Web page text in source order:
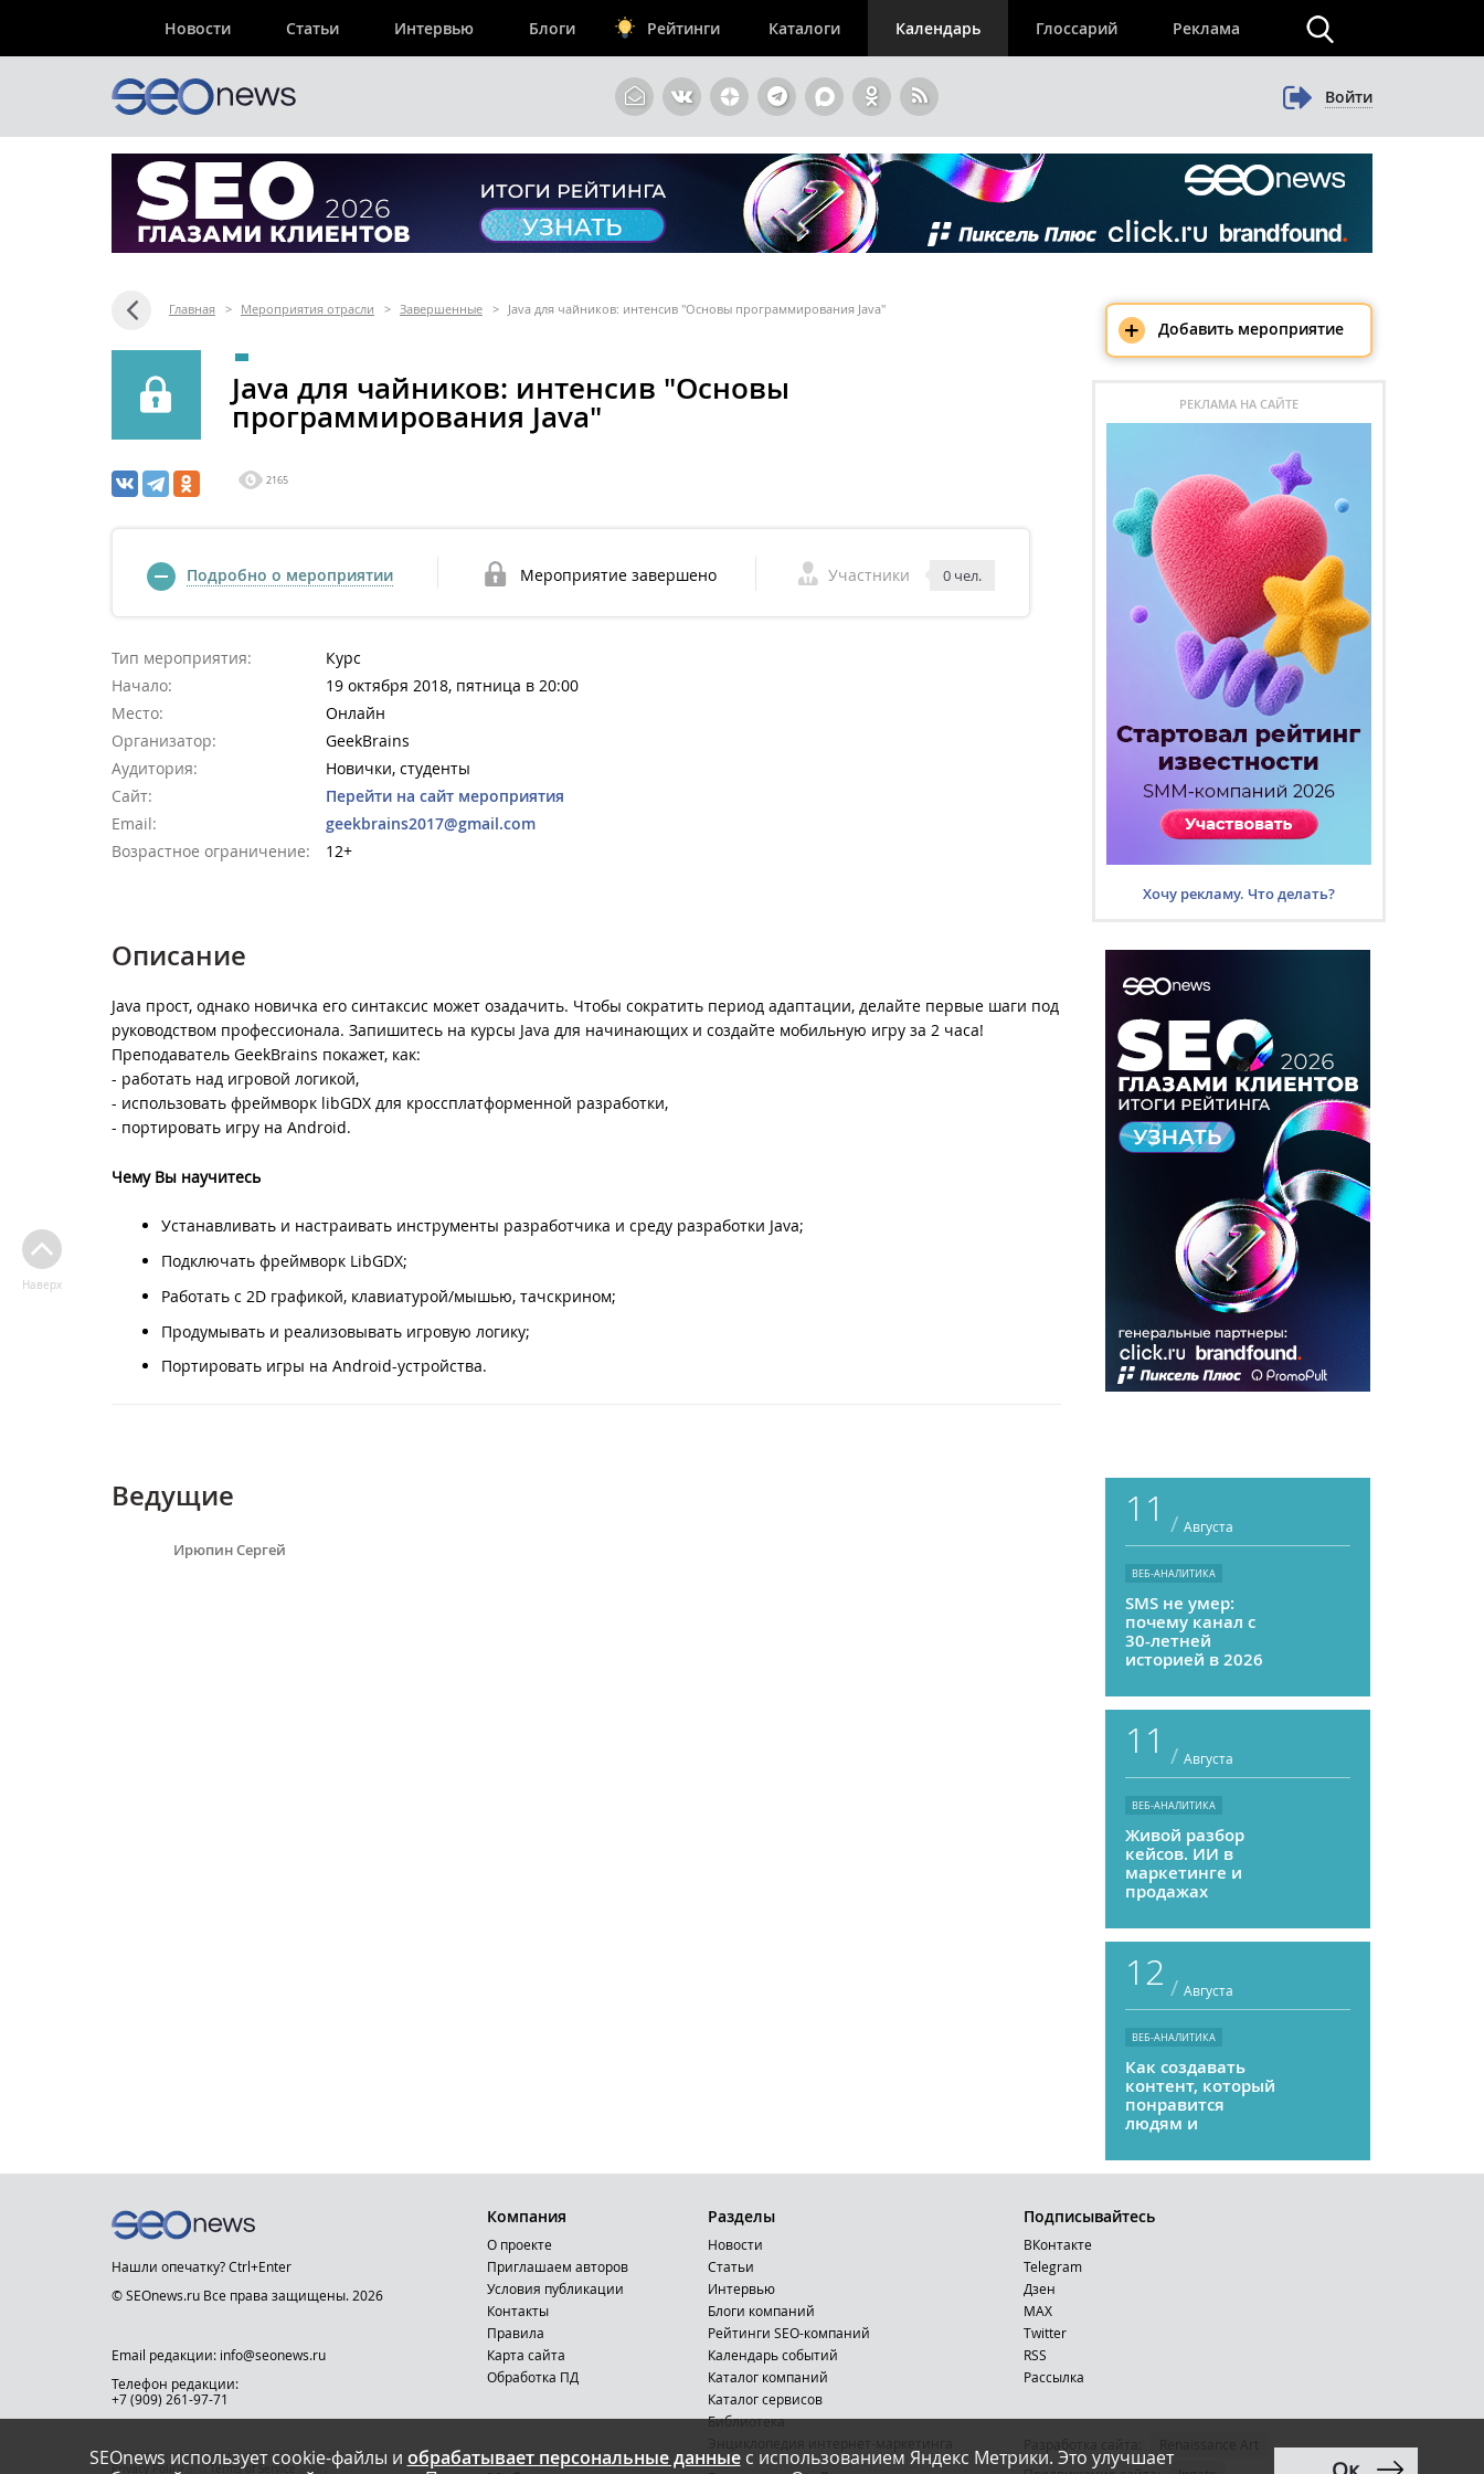
Новости Статьи Интервью Блоги Рейтинги Каталоги Календарь Глоссарий Реклама
Войти
Главная > Мероприятия отрасли > Завершенные > Java для чайников: интенсив "Основы программирования Java"
Java для чайников: интенсив "Основы
программирования Java"
2165
Подробно о мероприятии Мероприятие завершено Участники 0 чел.
Тип мероприятия:
Курс
Начало:
19 октября 2018, пятница в 20:00
Место:
Онлайн
Организатор:
GeekBrains
Аудитория:
Новички, студенты
Сайт:
Перейти на сайт мероприятия
Email:
geekbrains2017@gmail.com
Возрастное ограничение:
12+
Описание
Java прост, однако новичка его синтаксис может озадачить. Чтобы сократить период адаптации, делайте первые шаги под
руководством профессионала. Запишитесь на курсы Java для начинающих и создайте мобильную игру за 2 часа!
Преподаватель GeekBrains покажет, как:
- работать над игровой логикой,
- использовать фреймворк libGDX для кроссплатформенной разработки,
- портировать игру на Android.
Чему Вы научитесь
Устанавливать и настраивать инструменты разработчика и среду разработки Java;
Подключать фреймворк LibGDX;
Работать с 2D графикой, клавиатурой/мышью, тачскрином;
Продумывать и реализовывать игровую логику;
Портировать игры на Android-устройства.
Ведущие
Ирюпин Сергей
Наверх
+ Добавить мероприятие
РЕКЛАМА НА САЙТЕ
Хочу рекламу. Что делать?
11 / Августа
ВЕБ-АНАЛИТИКА
SMS не умер:
почему канал с
30-летней
историей в 2026
приносить ROMI
выше, чем
мессенджеры
11 / Августа
ВЕБ-АНАЛИТИКА
Живой разбор
кейсов. ИИ в
маркетинге и
продажах
12 / Августа
ВЕБ-АНАЛИТИКА
Как создавать
контент, который
понравится
людям и
SEOnews использует cookie-файлы и обрабатывает персональные данныес использованием Яндекс Метрики. Это улучшает
Нашли опечатку? Ctrl+Enter
© SEOnews.ru Все права защищены. 2026
Email редакции: info@seonews.ru
Телефон редакции:
+7 (909) 261-97-71
This site is protected by reCAPTCHA and the Google
Privacy Policyand Terms of Serviceapply.
Компания
О проекте
Приглашаем авторов
Условия публикации
Контакты
Правила
Карта сайта
Обработка ПД
Разделы
Новости
Статьи
Интервью
Блоги компаний
Рейтинги SEO-компаний
Календарь событий
Каталог компаний
Каталог сервисов
Библиотека
Подписывайтесь
ВКонтакте
Telegram
Дзен
MAX
Тwitter
RSS
Рассылка